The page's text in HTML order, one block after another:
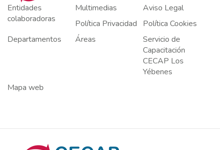
Entidades
colaboradoras
Multimedias
Aviso Legal
Política Privacidad
Política Cookies
Departamentos
Áreas
Servicio de
Capacitación
CECAP Los
Yébenes
Mapa web